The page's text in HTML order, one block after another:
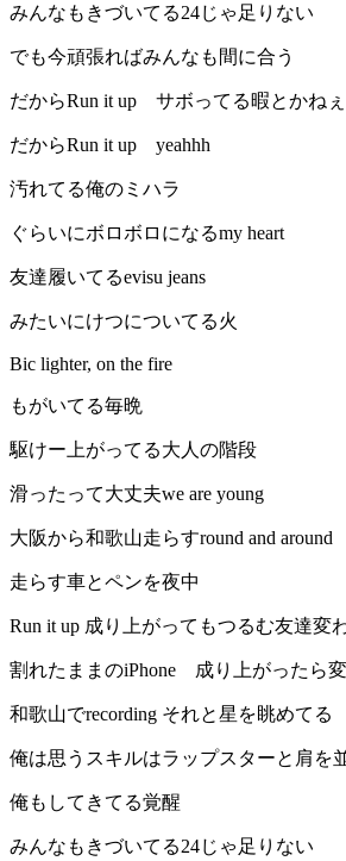
みんなもきづいてる24じゃ足りない
でも今頑張ればみんなも間に合う
だからRun it up サボってる暇とかねぇ
だからRun it up yeahhh
汚れてる俺のミハラ
ぐらいにボロボロになるmy heart
友達履いてるevisu jeans
みたいにけつについてる火
Bic lighter, on the fire
もがいてる毎晩
駆けー上がってる大人の階段
滑ったって大丈夫we are young
大阪から和歌山走らすround and around
走らす車とペンを夜中
Run it up 成り上がってもつるむ友達変
割れたままのiPhone 成り上がったら
和歌山でrecording それと星を眺めてる
俺は思うスキルはラップスターと肩を
俺もしてきてる覚醒
みんなもきづいてる24じゃ足りない